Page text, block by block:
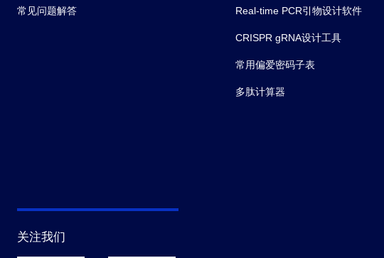
常见问题解答 Real-time PCR引物设计软件
CRISPR gRNA设计工具
常用偏爱密码子表
多肽计算器
关注我们